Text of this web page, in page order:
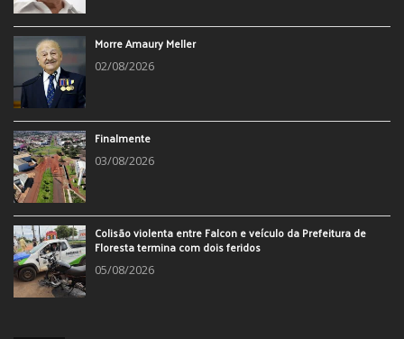
Morre Amaury Meller
02/08/2026
Finalmente
03/08/2026
Colisão violenta entre Falcon e veículo da Prefeitura de
Floresta termina com dois feridos
05/08/2026